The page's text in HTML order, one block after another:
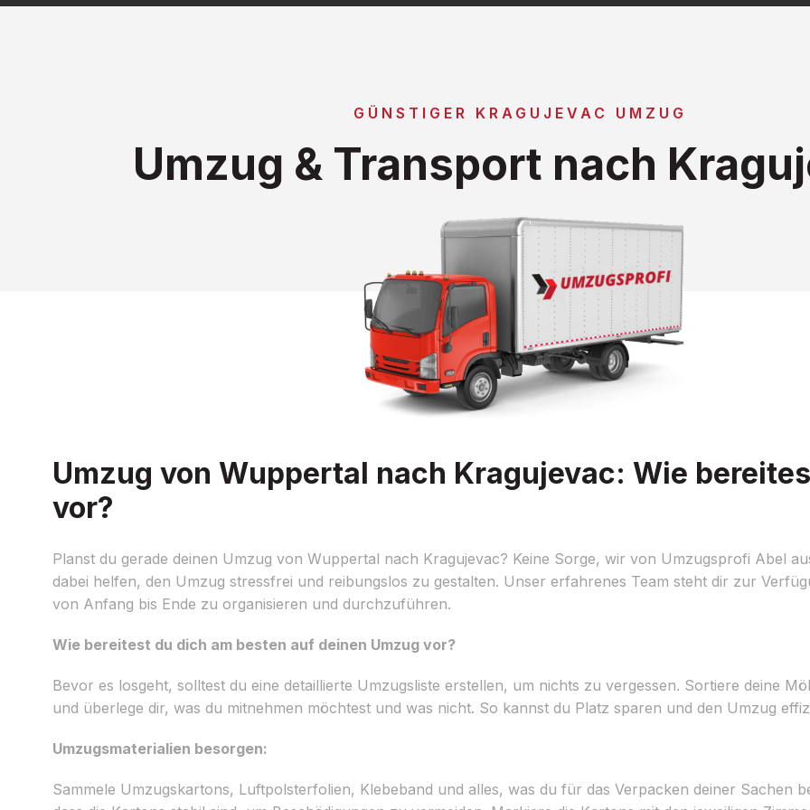
GÜNSTIGER KRAGUJEVAC UMZUG
Umzug & Transport nach
Umzug von Wuppertal nach Kragujevac: Wie
vor?
Planst du gerade deinen Umzug von Wuppertal nach Kragujevac? Keine Sorge, wir von Umzugsprofi Abel
dabei helfen, den Umzug stressfrei und reibungslos zu gestalten. Unser erfahrenes Team steht dir zur
von Anfang bis Ende zu organisieren und durchzuführen.
Wie bereitest du dich am besten auf deinen Umzug vor?
Bevor es losgeht, solltest du eine detaillierte Umzugsliste erstellen, um nichts zu vergessen. Sortiere deine
und überlege dir, was du mitnehmen möchtest und was nicht. So kannst du Platz sparen und den Umzug
Umzugsmaterialien besorgen:
Sammele Umzugskartons, Luftpolsterfolien, Klebeband und alles, was du für das Verpacken deiner Sachen